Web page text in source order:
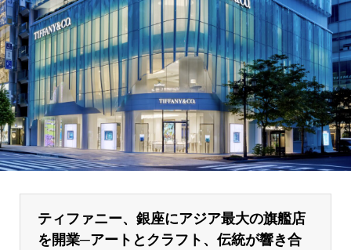
ティファニー、銀座にアジア最大の旗艦店
を開業─アートとクラフト、伝統が響き合